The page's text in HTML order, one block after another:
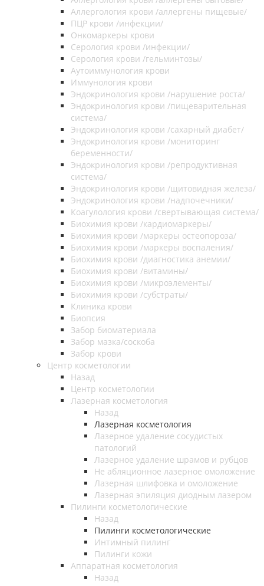
Аллергология крови /аллергены пищевые/
ПЦР крови /инфекции/
Онкомаркеры крови
Серология крови /инфекции/
Серология крови /гельминтозы/
Аутоиммунология крови
Иммунология крови
Эндокринология крови /нарушение роста/
Эндокринология крови /пищеварительная
система/
Эндокринология крови /сахарный диабет/
Эндокринология крови /мониторинг
беременности/
Эндокринология крови /репродуктивная
система/
Эндокринология крови /щитовидная железа/
Эндокринология крови /надпочечники/
Коагулология крови /свертывающая система/
Биохимия крови /кардиомаркеры/
Биохимия крови /маркеры остеопороза/
Биохимия крови /маркеры воспаления/
Биохимия крови /диагностика анемии/
Биохимия крови /витамины/
Биохимия крови /микроэлементы/
Биохимия крови /субстраты/
Клиника крови
Биопсия
Забор биоматериала
Забор мазка/соскоба
Забор крови
Центр косметологии
Назад
Центр косметологии
Лазерная косметология
Назад
Лазерная косметология
Лазерное удаление сосудистых
патологий
Лазерное удаление шрамов и рубцов
Не абляционное лазерное омоложение
Лазерная шлифовка и омоложение
Лазерная эпиляция диодным лазером
Пилинги косметологические
Назад
Пилинги косметологические
Интимный пилинг
Пилинги кожи
Аппаратная косметология
Назад